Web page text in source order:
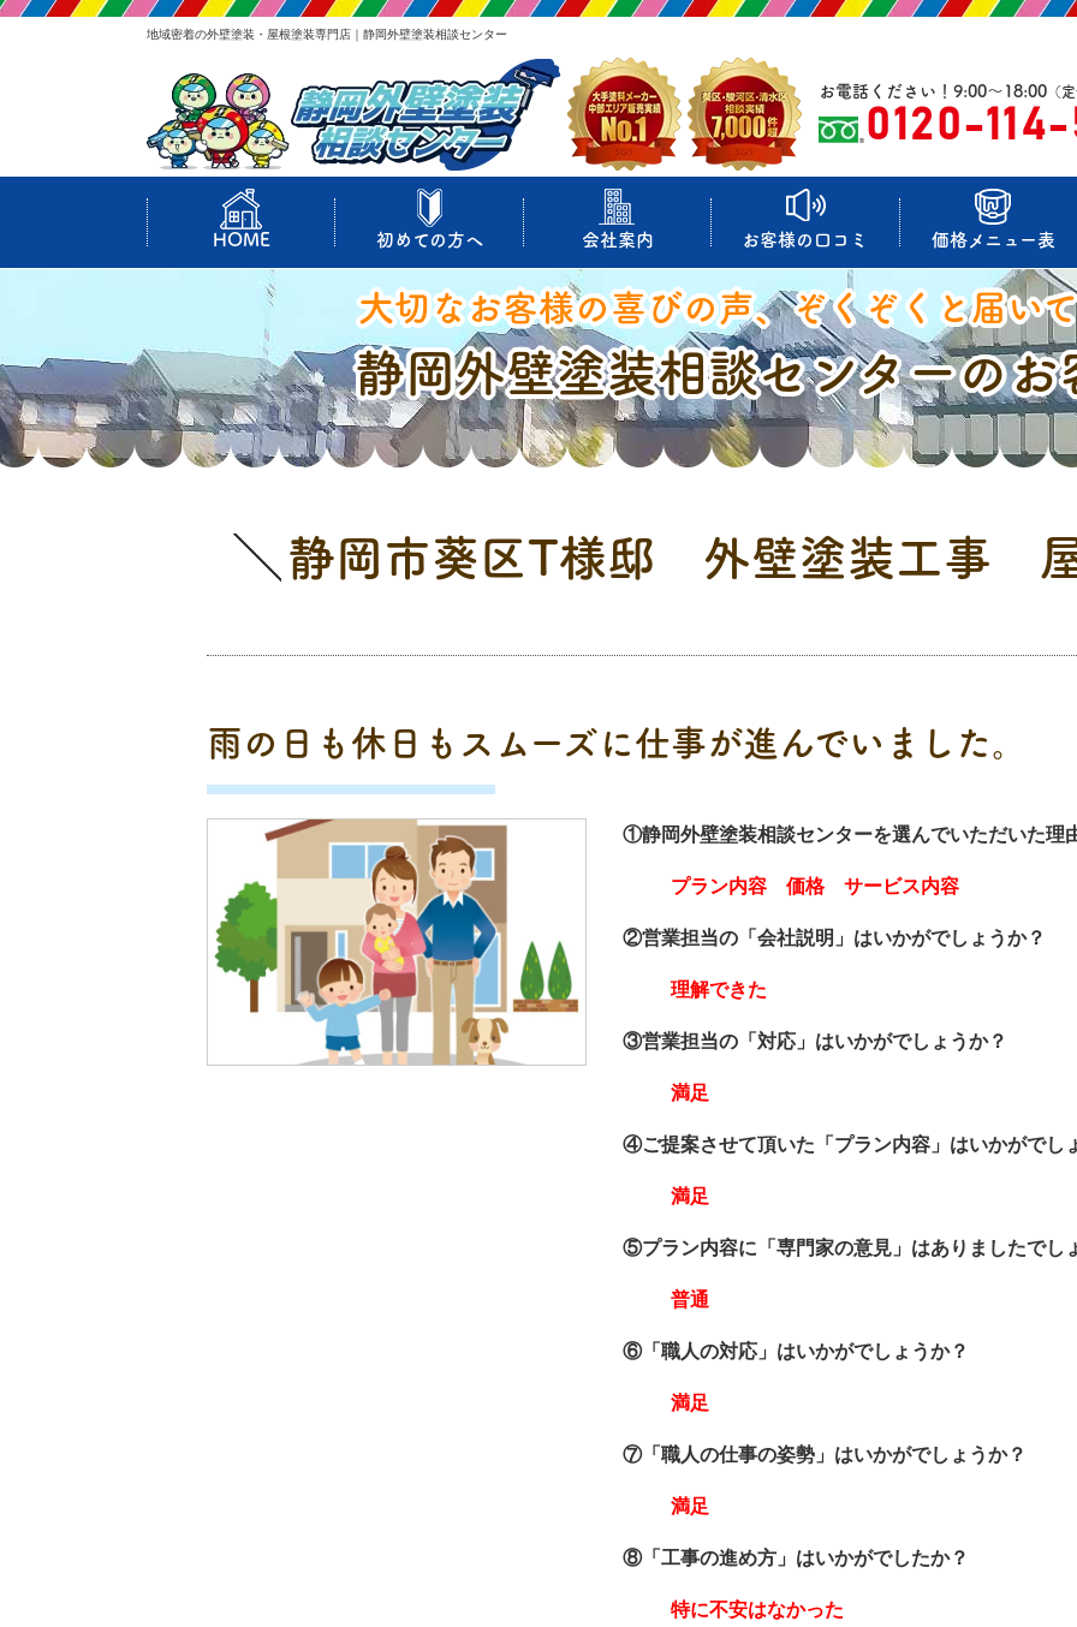
地域密着の外壁塗装・屋根塗装専門店｜静岡外壁塗装相談センター
お電話ください！9:00～18:00 （
0120-
HOME 初めての方へ 会社案内 お客様の口コミ 価格メニュー表
大切なお客様の喜びの声、ぞくぞくと届い
静岡外壁塗装相談センターのお
静岡市葵区T様邸 外壁塗装工事
雨の日も休日もスムーズに仕事が進んでいました。
①静岡外壁塗装相談センターを選んでいただいた理
プラン内容 価格 サービス内容
②営業担当の「会社説明」はいかがでしょうか？
理解できた
③営業担当の「対応」はいかがでしょうか？
満足
④ご提案させて頂いた「プラン内容」はいかがでし
満足
⑤プラン内容に「専門家の意見」はありましたでし
普通
⑥「職人の対応」はいかがでしょうか？
満足
⑦「職人の仕事の姿勢」はいかがでしょうか？
満足
⑧「工事の進め方」はいかがでしたか？
特に不安はなかった